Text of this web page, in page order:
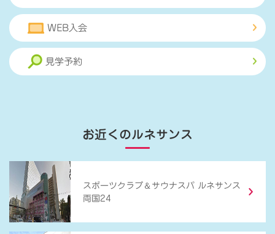
WEB入会
見学予約
お近くのルネサンス
スポーツクラブ ＆ サウナスパ ルネサンス
両国24